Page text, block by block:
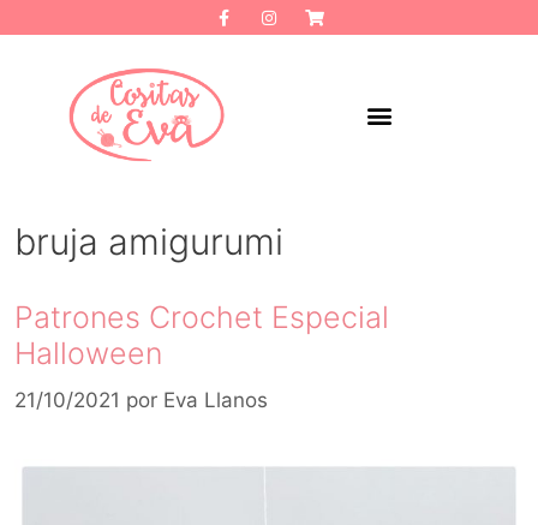
bruja amigurumi
Patrones Crochet Especial
Halloween
21/10/2021 por Eva Llanos